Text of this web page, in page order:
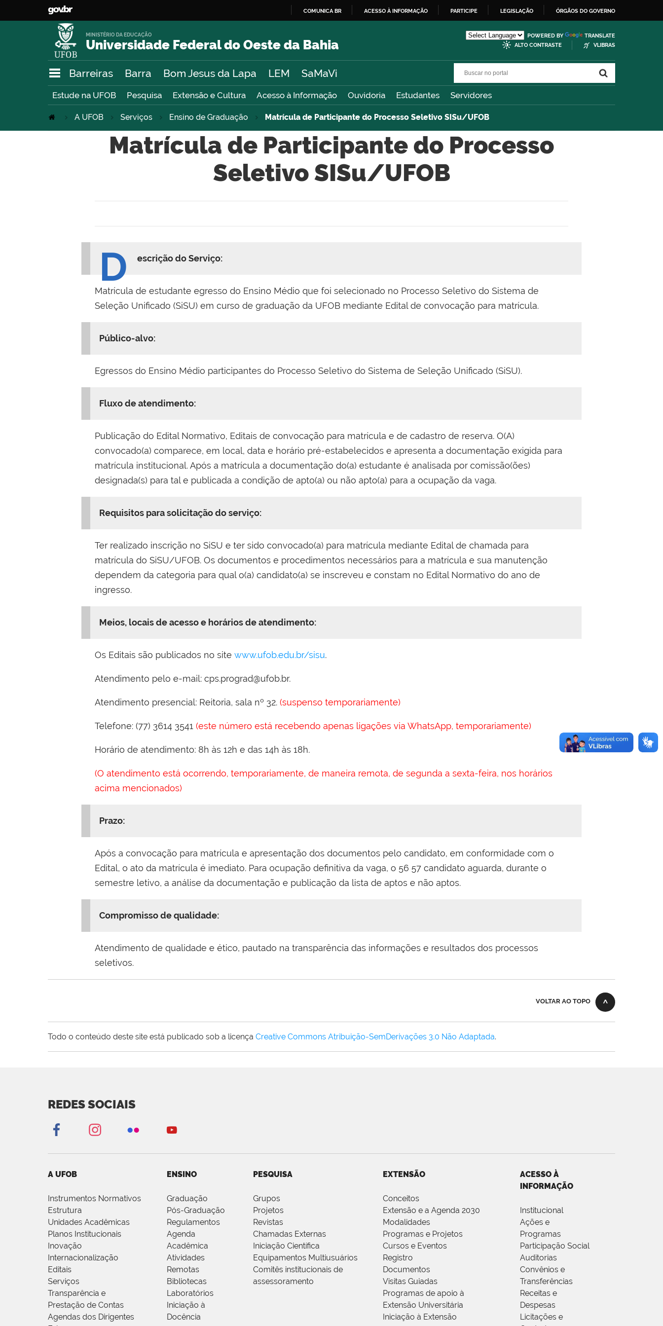
O
COMUNICA BR ACESSO À INFORMAÇÃO PARTICIPE LEGISLAÇÃO ÓRGÃOS DO GOVERNO
Universidade Federal do Oeste da Bahia
MINISTÉRIO DA EDUCAÇÃO POWERED BY
TRANSLATE
ALTO CONTRASTE
VLIBRAS
Barreiras Barra Bom Jesus da Lapa LEM SaMaVi
Estude na UFOB Pesquisa Extensão e Cultura Acesso à Informação Ouvidoria Estudantes Servidores
A UFOB Serviços Ensino de Graduação Matrícula de Participante do Processo Seletivo SISu/UFOB
Matrícula de Participante do Processo
Seletivo SISu/UFOB
D escrição do Serviço:
Matrícula de estudante egresso do Ensino Médio que foi selecionado no Processo Seletivo do Sistema de
Seleção Unificado (SiSU) em curso de graduação da UFOB mediante Edital de convocação para matrícula.
Público-alvo:
Egressos do Ensino Médio participantes do Processo Seletivo do Sistema de Seleção Unificado (SiSU).
Fluxo de atendimento:
Publicação do Edital Normativo, Editais de convocação para matrícula e de cadastro de reserva. O(A)
convocado(a) comparece, em local, data e horário pré-estabelecidos e apresenta a documentação exigida para
matrícula institucional. Após a matrícula a documentação do(a) estudante é analisada por comissão(ões)
designada(s) para tal e publicada a condição de apto(a) ou não apto(a) para a ocupação da vaga.
Requisitos para solicitação do serviço:
Ter realizado inscrição no SiSU e ter sido convocado(a) para matrícula mediante Edital de chamada para
matrícula do SiSU/UFOB. Os documentos e procedimentos necessários para a matrícula e sua manutenção
dependem da categoria para qual o(a) candidato(a) se inscreveu e constam no Edital Normativo do ano de
ingresso.
Meios, locais de acesso e horários de atendimento:
Os Editais são publicados no site www.ufob.edu.br/sisu.
Atendimento pelo e-mail: cps.prograd@ufob.br.
Atendimento presencial: Reitoria, sala nº 32. (suspenso temporariamente)
Telefone: (77) 3614 3541 (este número está recebendo apenas ligações via WhatsApp, temporariamente)
Horário de atendimento: 8h às 12h e das 14h às 18h.
(O atendimento está ocorrendo, temporariamente, de maneira remota, de segunda a sexta-feira, nos horários
acima mencionados)
Prazo:
Após a convocação para matrícula e apresentação dos documentos pelo candidato, em conformidade com o
Edital, o ato da matrícula é imediato. Para ocupação definitiva da vaga, o 56 57 candidato aguarda, durante o
semestre letivo, a análise da documentação e publicação da lista de aptos e não aptos.
Compromisso de qualidade:
Atendimento de qualidade e ético, pautado na transparência das informações e resultados dos processos
seletivos.
VOLTAR AO TOPO
Todo o conteúdo deste site está publicado sob a licença Creative Commons Atribuição-SemDerivações 3.0 Não Adaptada.
REDES SOCIAIS
A UFOB
Instrumentos Normativos
Estrutura
Unidades Acadêmicas
Planos Institucionais
Inovação
Internacionalização
Editais
Serviços
Transparência e
Prestação de Contas
Agendas dos Dirigentes
ENSINO
Graduação
Pós-Graduação
Regulamentos
Agenda
Acadêmica
Atividades
Remotas
Bibliotecas
Laboratórios
Iniciação à
Docência
PESQUISA
Grupos
Projetos
Revistas
Chamadas Externas
Iniciação Científica
Equipamentos Multiusuários
Comitês institucionais de
assessoramento
EXTENSÃO
Conceitos
Extensão e a Agenda 2030
Modalidades
Programas e Projetos
Cursos e Eventos
Registro
Documentos
Visitas Guiadas
Programas de apoio à
Extensão Universitária
Iniciação à Extensão
ACESSO À
INFORMAÇÃO
Institucional
Ações e
Programas
Participação Social
Auditorias
Convênios e
Transferências
Receitas e
Despesas
Licitações e